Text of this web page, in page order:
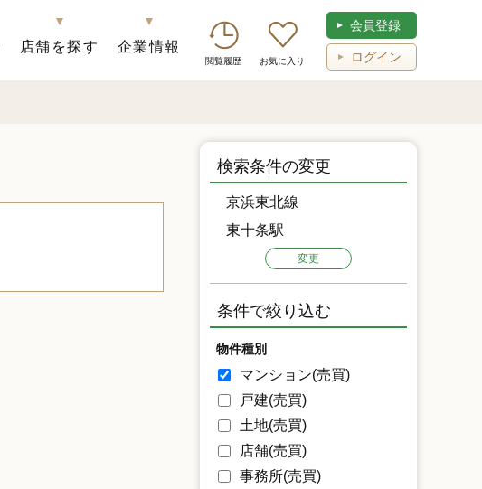
店舗を探す 企業情報
閲覧履歴 お気に入り
会員登録
ログイン
検索条件の変更
京浜東北線
東十条駅
変更
条件で絞り込む
物件種別
マンション(売買)
戸建(売買)
土地(売買)
店舗(売買)
事務所(売買)